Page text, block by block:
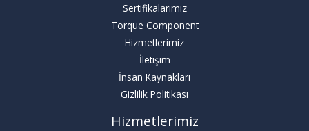
Sertifikalarımız
Torque Component
Hizmetlerimiz
İletişim
İnsan Kaynakları
Gizlilik Politikası
Hizmetlerimiz